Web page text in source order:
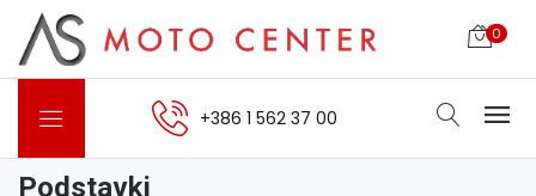
0
+386 1 562 37 00
Podstavki